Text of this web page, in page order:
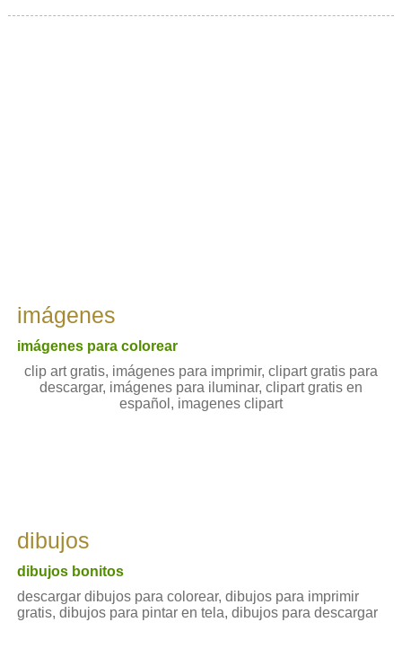
imágenes
imágenes para colorear
clip art gratis, imágenes para imprimir, clipart gratis para
descargar, imágenes para iluminar, clipart gratis en
español, imagenes clipart
dibujos
dibujos bonitos
descargar dibujos para colorear, dibujos para imprimir
gratis, dibujos para pintar en tela, dibujos para descargar